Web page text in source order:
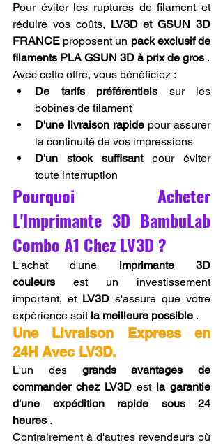
Pour éviter les ruptures de filament et
réduire vos coûts, LV3D et GSUN 3D
FRANCE proposent un pack exclusif de
filaments PLA GSUN 3D à prix de gros .
Avec cette offre, vous bénéficiez :
De tarifs préférentiels sur les
bobines de filament
D'une livraison rapide pour assurer
la continuité de vos impressions
D'un stock suffisant pour éviter
toute interruption
Pourquoi Acheter
L'Imprimante 3D BambuLab
Combo A1 Chez LV3D ?
L'achat d'une imprimante 3D
couleurs est un investissement
important, et LV3D s'assure que votre
expérience soit la meilleure possible .
Une Livraison Express en
24H Avec LV3D.
L'un des grands avantages de
commander chez LV3D est la garantie
d'une expédition rapide sous 24
heures .
Contrairement à d'autres revendeurs où